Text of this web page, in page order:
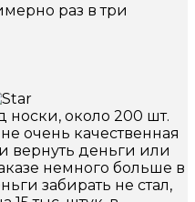
раз в три
носки, около 200 шт.
очень качественная
вернуть деньги или
немного больше в
забирать не стал,